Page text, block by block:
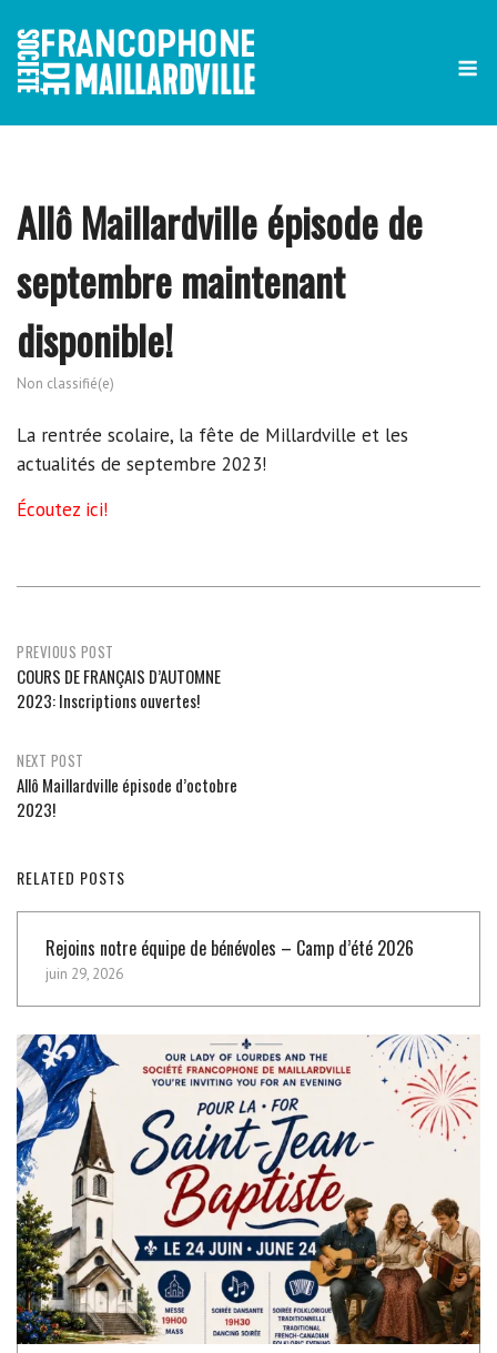
content
Allô Maillardville épisode de
septembre maintenant
disponible!
Non classifié(e)
La rentrée scolaire, la fête de Millardville et les
actualités de septembre 2023!
Écoutez ici!
Post
navigation
PREVIOUS POST
COURS DE FRANÇAIS D’AUTOMNE
2023: Inscriptions ouvertes!
NEXT POST
Allô Maillardville épisode d’octobre
2023!
RELATED POSTS
Rejoins notre équipe de bénévoles – Camp d’été 2026
juin 29, 2026